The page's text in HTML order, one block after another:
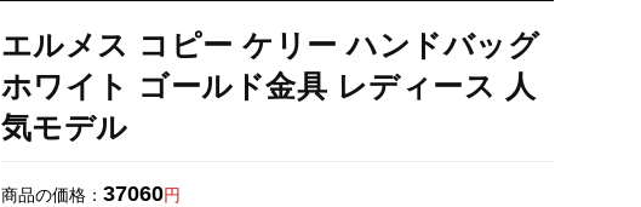
エルメス コピー ケリー ハンドバッグ
ホワイト ゴールド金具 レディース 人
気モデル
商品の価格： 37060円